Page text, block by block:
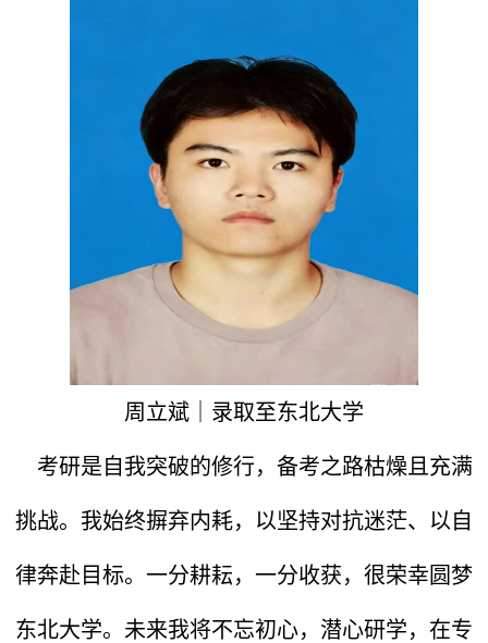
周立斌｜录取至东北大学
考研是自我突破的修行，备考之路枯燥且充满
挑战。我始终摒弃内耗，以坚持对抗迷茫、以自
律奔赴目标。一分耕耘，一分收获，很荣幸圆梦
东北大学。未来我将不忘初心，潜心研学，在专